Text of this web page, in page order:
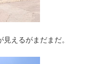
えるがまだまだ。